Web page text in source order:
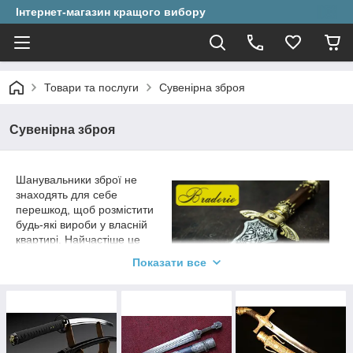
Інтернет-магазин кращого вибору
Товари та послуги Сувенірна зброя
Сувенірна зброя
Шанувальники зброї не
знаходять для себе
перешкод, щоб розмістити
будь-які вироби у власній
квартирі. Найчастіше це
родзинку. У нас ви знайдете сувенірна зброя відмінної якості,
яке виразно буде виглядати на будь-якій полиці і стіни.
Додайте агресії і суворості в дизайн кімнати, тим самим
Показати все